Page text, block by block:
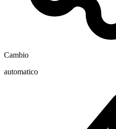
Cambio
automatico